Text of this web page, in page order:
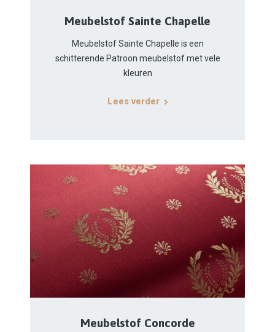
Meubelstof Sainte Chapelle
Meubelstof Sainte Chapelle is een
schitterende Patroon meubelstof met vele
kleuren
Lees verder
Meubelstof Concorde